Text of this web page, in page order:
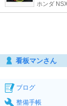
ホンダ
看板マンさん
ブログ
整備手帳